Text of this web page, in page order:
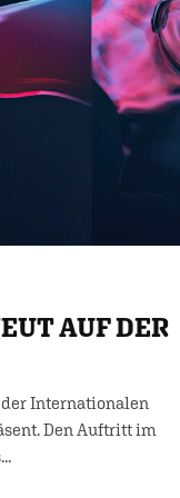
AUF DER
der Internationalen
Den Auftritt im